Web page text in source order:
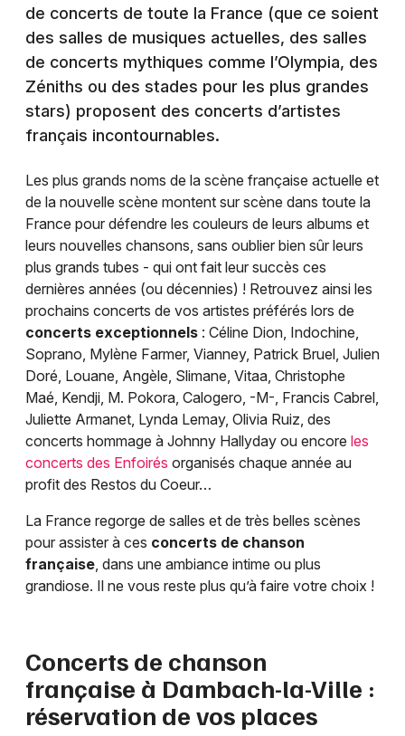
de concerts de toute la France (que ce soient
des salles de musiques actuelles, des salles
de concerts mythiques comme l’Olympia, des
Zéniths ou des stades pour les plus grandes
stars) proposent des concerts d’artistes
français incontournables.
Les plus grands noms de la scène française actuelle et
de la nouvelle scène montent sur scène dans toute la
France pour défendre les couleurs de leurs albums et
leurs nouvelles chansons, sans oublier bien sûr leurs
plus grands tubes - qui ont fait leur succès ces
dernières années (ou décennies) ! Retrouvez ainsi les
prochains concerts de vos artistes préférés lors de
concerts exceptionnels : Céline Dion, Indochine,
Soprano, Mylène Farmer, Vianney, Patrick Bruel, Julien
Doré, Louane, Angèle, Slimane, Vitaa, Christophe
Maé, Kendji, M. Pokora, Calogero, -M-, Francis Cabrel,
Juliette Armanet, Lynda Lemay, Olivia Ruiz, des
concerts hommage à Johnny Hallyday ou encore les
concerts des Enfoirés organisés chaque année au
profit des Restos du Coeur…
La France regorge de salles et de très belles scènes
pour assister à ces concerts de chanson
française, dans une ambiance intime ou plus
grandiose. Il ne vous reste plus qu’à faire votre choix !
Concerts de chanson
française à Dambach-la-Ville :
réservation de vos places